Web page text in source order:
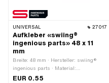
UNIVERSAL 27017
Aufkleber «swiing®
ingenious parts» 48 x 11
mm
Breite: 48 mm · Hersteller: swiing®
ingenious parts · Material:
Polyvinylchlorid (PVC) · Oberfläche:
EUR 0.55